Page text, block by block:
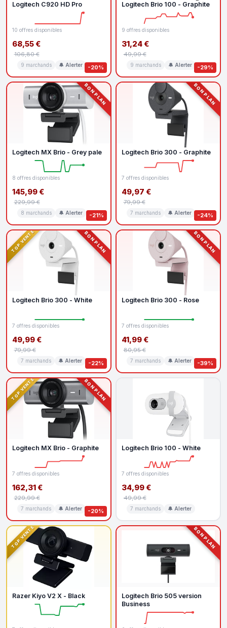
-20%
Logitech C920 HD Pro
10 offres disponibles
68,55 €
106,80 €
9 marchands 🔔 Alerter -29%
Logitech Brio 100 - Graphite
9 offres disponibles
31,24 €
49,99 €
9 marchands 🔔 Alerter
BON PLAN
-21%
Logitech MX Brio - Grey pale
8 offres disponibles
145,99 €
229,99 €
8 marchands 🔔 Alerter
BON PLAN
-24%
Logitech Brio 300 - Graphite
7 offres disponibles
49,97 €
79,99 €
7 marchands 🔔 Alerter
TOP VENTE BON PLAN
-22%
Logitech Brio 300 - White
7 offres disponibles
49,99 €
79,99 €
7 marchands 🔔 Alerter
BON PLAN
-39%
Logitech Brio 300 - Rose
7 offres disponibles
41,99 €
80,95 €
7 marchands 🔔 Alerter
TOP VENTE BON PLAN
-20%
Logitech MX Brio - Graphite
7 offres disponibles
162,31 €
229,99 €
7 marchands 🔔 Alerter
Logitech Brio 100 - White
7 offres disponibles
34,99 €
49,99 €
7 marchands 🔔 Alerter
TOP VENTE
Razer Kiyo V2 X - Black
BON PLAN
Logitech Brio 505 version
Business